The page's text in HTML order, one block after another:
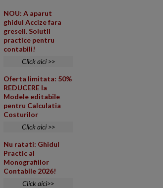
NOU: A aparut
ghidul Accize fara
greseli. Solutii
practice pentru
contabili!
Click aici >>
Oferta limitata: 50%
REDUCERE la
Modele editabile
pentru Calculatia
Costurilor
Click aici >>
Nu ratati: Ghidul
Practic al
Monografiilor
Contabile 2026!
Click aici>>